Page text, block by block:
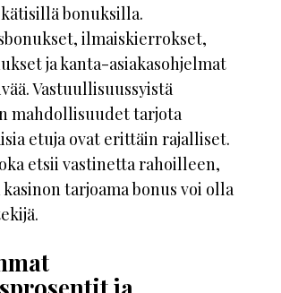
bonuksilla.
ilmaiskierrokset,
ja kanta-asiakasohjelmat
Vastuullisuussyistä
mahdollisuudet tarjota
etuja ovat erittäin rajalliset.
etsii vastinetta rahoilleen,
tarjoama bonus voi olla
ja